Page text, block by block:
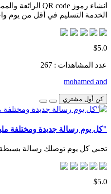
الخدمة التسليم في أقل من يوم
$5.0
عدد المشاهدات : 267
mohamed and
كن أول مشتري
"كل يوم رسالة جديدة ومختلفة
تحبي كل يوم توصلك رسالة
$5.0